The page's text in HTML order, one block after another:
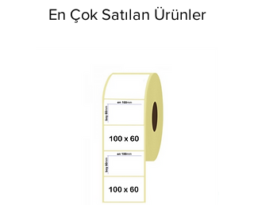
En Çok Satılan Ürünler